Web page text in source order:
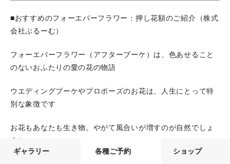
ギャラリー 各種ご予約 ショップ
■おすすめのフォーエバーフラワー：押し花額のご紹介（株式
会社ぶるーむ）
フォーエバーフラワー（アフターブーケ）は、色あせること
のないおふたりの愛の花の物語
ウエディングブーケやプロポーズのお花は、人生にとって特
別な象徴です
お花もあなたも生き物。やがて風合いが増すのが自然でしょ
うか。